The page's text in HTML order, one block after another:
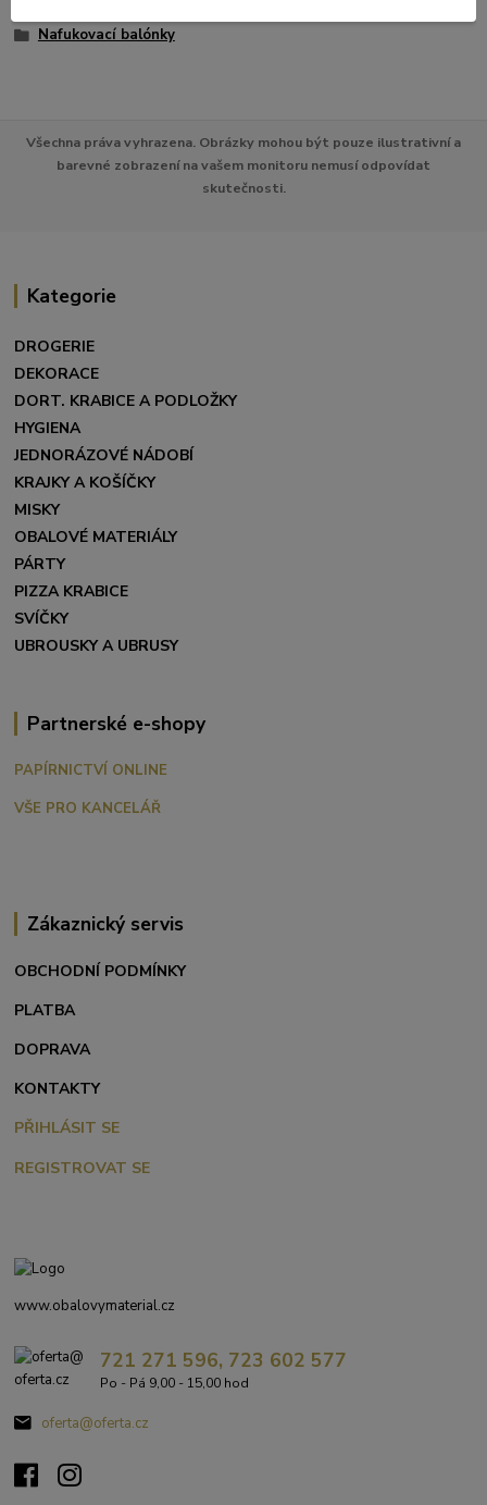
Nafukovací balónky
Všechna práva vyhrazena. Obrázky mohou být pouze ilustrativní a
barevné zobrazení na vašem monitoru nemusí odpovídat
skutečnosti.
Kategorie
DROGERIE
DEKORACE
DORT. KRABICE A PODLOŽKY
HYGIENA
JEDNORÁZOVÉ NÁDOBÍ
KRAJKY A KOŠÍČKY
MISKY
OBALOVÉ MATERIÁLY
PÁRTY
PIZZA KRABICE
SVÍČKY
UBROUSKY A UBRUSY
Partnerské e-shopy
PAPÍRNICTVÍ ONLINE
VŠE PRO KANCELÁŘ
Zákaznický servis
OBCHODNÍ PODMÍNKY
PLATBA
DOPRAVA
KONTAKTY
PŘIHLÁSIT SE
REGISTROVAT SE
www.obalovymaterial.cz
721 271 596, 723 602 577
Po - Pá 9,00 - 15,00 hod
oferta@oferta.cz